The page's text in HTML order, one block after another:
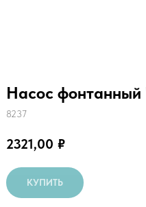
Насос фонтанный
8237
2321,00 ₽
КУПИТЬ